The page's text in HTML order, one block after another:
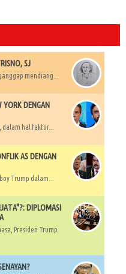
SJ
mendiang...
YORK DENGAN
hal faktor...
AS DENGAN
Trump dalam...
DIPLOMASI
Presiden Trump